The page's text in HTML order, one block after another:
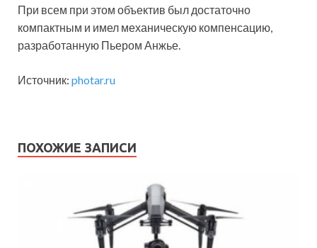
При всем при этом объектив был достаточно
компактным и имел механическую компенсацию,
разработанную Пьером Анжье.
Источник: photar.ru
ПОХОЖИЕ ЗАПИСИ